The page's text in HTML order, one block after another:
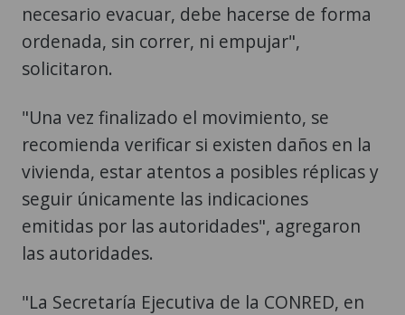
necesario evacuar, debe hacerse de forma
ordenada, sin correr, ni empujar",
solicitaron.
"Una vez finalizado el movimiento, se
recomienda verificar si existen daños en la
vivienda, estar atentos a posibles réplicas y
seguir únicamente las indicaciones
emitidas por las autoridades", agregaron
las autoridades.
"La Secretaría Ejecutiva de la CONRED, en